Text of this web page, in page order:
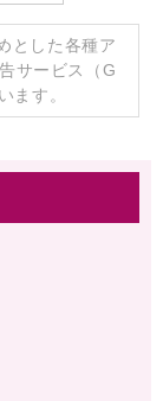
とした各種ア
サービス（G
ます。